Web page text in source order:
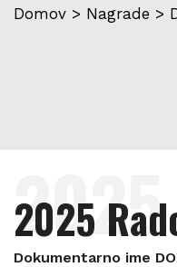
Domov > Nagrade >
2025
2025
Dokumentarno ime